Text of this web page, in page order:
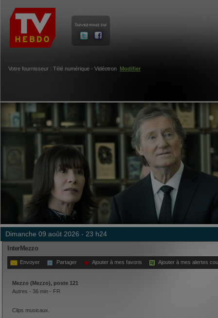
Votre fournisseur : Télé numérique - Vidéotron Modifier
dimanche 09 août 2026 - 23 h24
InterMezzo
Envoyer Partager Ajouter à mes favoris Ajouter à mes alertes
Mezzo (Mezzo), poste 121
Autres - 36 min - FR
Clips musicaux.